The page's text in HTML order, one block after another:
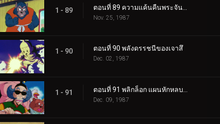
1 - 89
Nov. 25, 1987
1 - 90 ตอนที่ 90 พลังดรรชนีของเจาสึ
Dec. 02, 1987
1 - 91
Dec. 09, 1987